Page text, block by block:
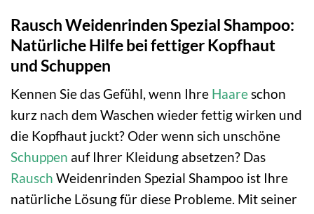
Rausch Weidenrinden Spezial Shampoo:
Natürliche Hilfe bei fettiger Kopfhaut
und Schuppen
Kennen Sie das Gefühl, wenn Ihre Haareschon
kurz nach dem Waschen wieder fettig wirken und
die Kopfhaut juckt? Oder wenn sich unschöne
Schuppen auf Ihrer Kleidung absetzen? Das
Rausch Weidenrinden Spezial Shampoo ist Ihre
natürliche Lösung für diese Probleme. Mit seiner